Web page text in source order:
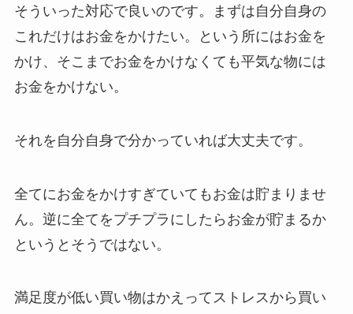
そういった対応で良いのです。まずは自分自身の
これだけはお金をかけたい。という所にはお金を
かけ、そこまでお金をかけなくても平気な物には
お金をかけない。
それを自分自身で分かっていれば大丈夫です。
全てにお金をかけすぎていてもお金は貯まりませ
ん。逆に全てをプチプラにしたらお金が貯まるか
というとそうではない。
満足度が低い買い物はかえってストレスから買い